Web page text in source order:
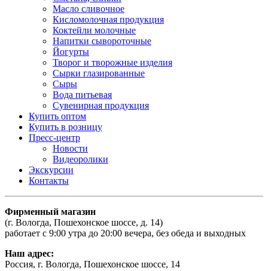
Масло сливочное
Кисломолочная продукция
Коктейли молочные
Напитки сывороточные
Йогурты
Творог и творожные изделия
Сырки глазированные
Сыры
Вода питьевая
Сувенирная продукция
Купить оптом
Купить в розницу
Пресс-центр
Новости
Видеоролики
Экскурсии
Контакты
Фирменный магазин
(г. Вологда, Пошехонское шоссе, д. 14)
работает с 9:00 утра до 20:00 вечера, без обеда и выходных
Наш адрес:
Россия, г. Вологда, Пошехонское шоссе, 14